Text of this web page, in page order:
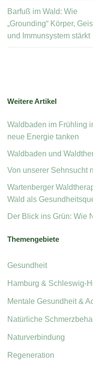
Barfuß im Wald: Wie
„Grounding“ Körper,
und Immunsystem stärkt
Weitere Artikel
Waldbaden im Frühling
neue Energie tanken
Waldbaden und
Von unserer Sehnsucht
Wartenberger
Wald als
Der Blick ins Grün: Wie
Themengebiete
Gesundheit
Hamburg & Schleswig-
Mentale Gesundheit &
Natürliche
Naturverbindung
Regeneration